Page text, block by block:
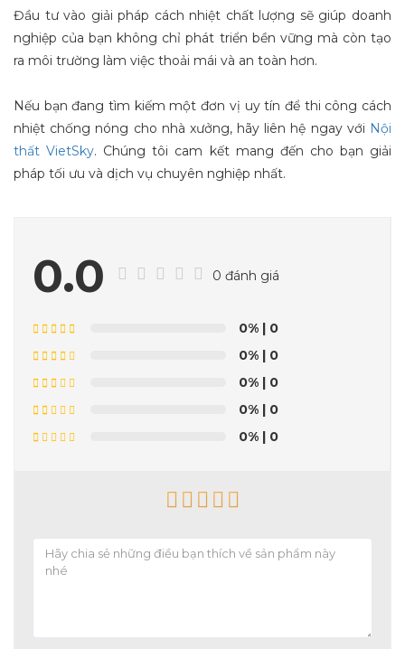
Đầu tư vào giải pháp cách nhiệt chất lượng sẽ giúp doanh
nghiệp của bạn không chỉ phát triển bền vững mà còn tạo
ra môi trường làm việc thoải mái và an toàn hơn.
Nếu bạn đang tìm kiếm một đơn vị uy tín để thi công cách
nhiệt chống nóng cho nhà xưởng, hãy liên hệ ngay với Nội
thất VietSky. Chúng tôi cam kết mang đến cho bạn giải
pháp tối ưu và dịch vụ chuyên nghiệp nhất.
0.0 0 đánh giá
0% | 0
0% | 0
0% | 0
0% | 0
0% | 0